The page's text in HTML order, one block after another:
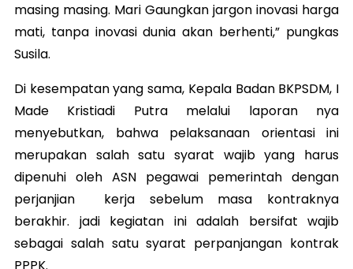
masing masing. Mari Gaungkan jargon inovasi harga
mati, tanpa inovasi dunia akan berhenti,” pungkas
Susila.
Di kesempatan yang sama, Kepala Badan BKPSDM, I
Made Kristiadi Putra melalui laporan nya
menyebutkan, bahwa pelaksanaan orientasi ini
merupakan salah satu syarat wajib yang harus
dipenuhi oleh ASN pegawai pemerintah dengan
perjanjian kerja sebelum masa kontraknya
berakhir. jadi kegiatan ini adalah bersifat wajib
sebagai salah satu syarat perpanjangan kontrak